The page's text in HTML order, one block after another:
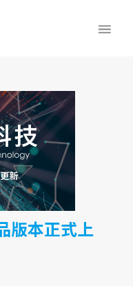
版本正式上